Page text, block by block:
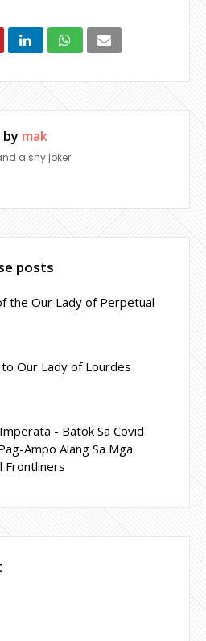
mak
a shy joker
posts
the Our Lady of Perpetual
Our Lady of Lourdes
- Batok Sa Covid
Ampo Alang Sa Mga
Frontliners